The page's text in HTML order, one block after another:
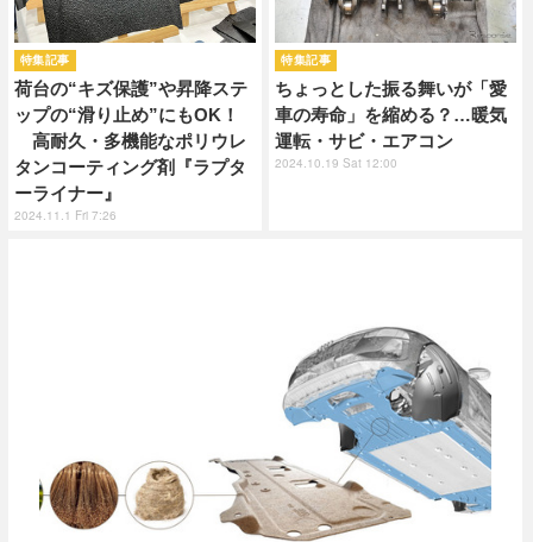
荷台の“キズ保護”や昇降ステ
ップの“滑り止め”にもOK！
高耐久・多機能なポリウレ
タンコーティング剤『ラプタ
ーライナー』
特集記事
2024.11.1 Fri 7:26
ちょっとした振る舞いが「愛
車の寿命」を縮める？…暖気
運転・サビ・エアコン
特集記事
2024.10.19 Sat 12:00